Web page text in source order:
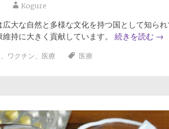
Kogure
広大な自然と多様な文化を持つ国として知ら
持に大きく貢献しています。 続きを読む →
、 ワクチン、 医療 医療